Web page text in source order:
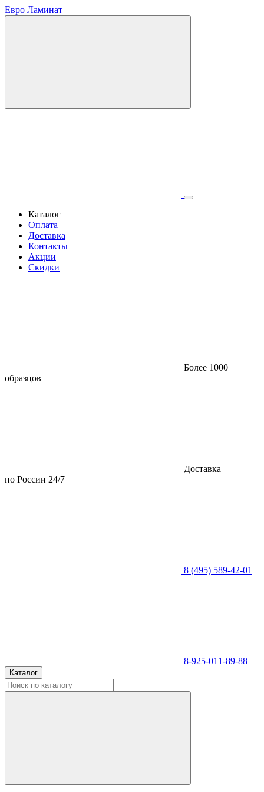
Евро Ламинат
Каталог
Оплата
Доставка
Контакты
Акции
Скидки
Более 1000
образцов
Доставка
по России 24/7
8 (495) 589-42-01
8-925-011-89-88
Каталог